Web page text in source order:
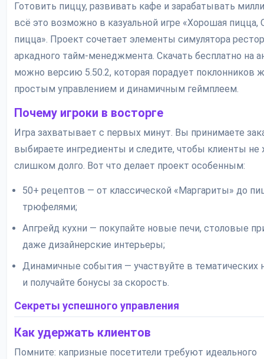
Готовить пиццу, развивать кафе и зарабатывать
всё это возможно в казуальной игре «Хорошая пицца,
пицца». Проект сочетает элементы симулятора
аркадного тайм-менеджмента. Скачать бесплатно на
можно версию 5.50.2, которая порадует поклонников
простым управлением и динамичным геймплеем.
Почему игроки в восторге
Игра захватывает с первых минут. Вы принимаете
выбираете ингредиенты и следите, чтобы клиенты не
слишком долго. Вот что делает проект особенным:
50+ рецептов — от классической «Маргариты» до
трюфелями;
Апгрейд кухни — покупайте новые печи, столовые
даже дизайнерские интерьеры;
Динамичные события — участвуйте в тематических
и получайте бонусы за скорость.
Секреты успешного управления
Как удержать клиентов
Помните: капризные посетители требуют идеального